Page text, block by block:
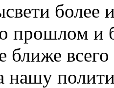
более
прошлом и
ближе
нашу